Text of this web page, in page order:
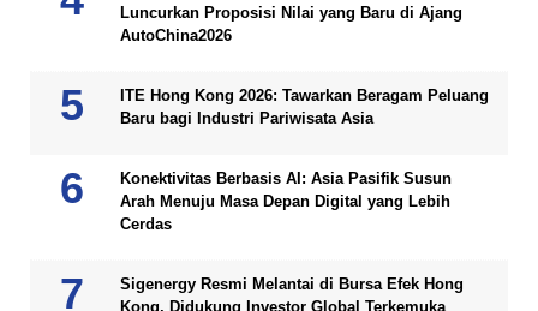
Luncurkan Proposisi Nilai yang Baru di Ajang
AutoChina2026
ITE Hong Kong 2026: Tawarkan Beragam Peluang
Baru bagi Industri Pariwisata Asia
Konektivitas Berbasis AI: Asia Pasifik Susun
Arah Menuju Masa Depan Digital yang Lebih
Cerdas
Sigenergy Resmi Melantai di Bursa Efek Hong
Kong, Didukung Investor Global Terkemuka